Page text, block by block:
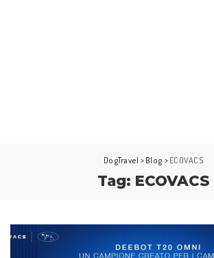
DogTravel > Blog > ECOVACS
Tag: ECOVACS